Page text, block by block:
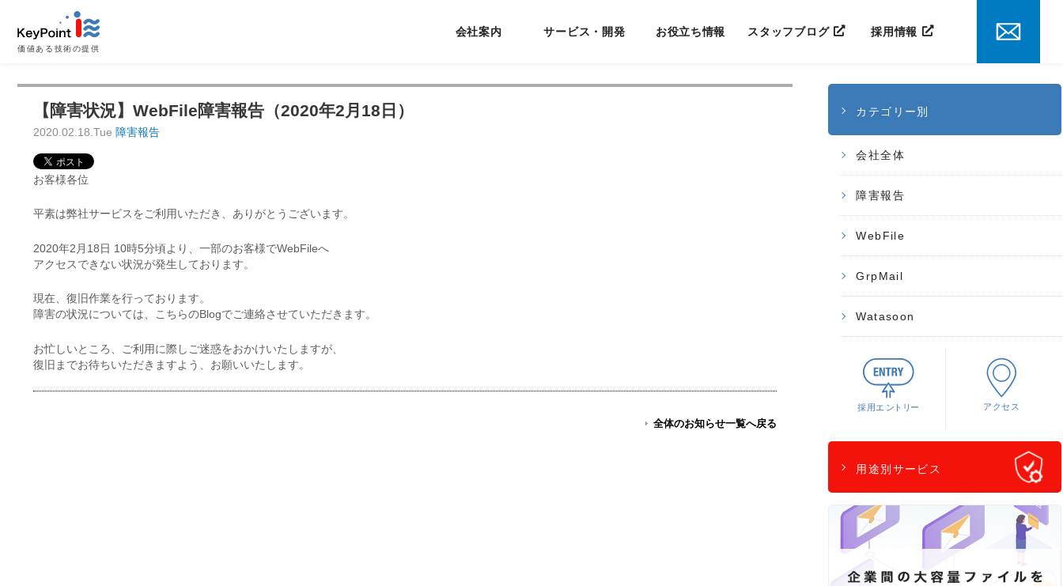
価値ある技術の提供
会社案内 サービス・開発 お役立ち情報 スタッフブログ 採用情報
【障害状況】WebFile障害報告（2020年2月18日）
2020.02.18.Tue 障害報告
お客様各位
平素は弊社サービスをご利用いただき、ありがとうございます。
2020年2月18日 10時5分頃より、一部のお客様でWebFileへ
アクセスできない状況が発生しております。
現在、復旧作業を行っております。
障害の状況については、こちらのBlogでご連絡させていただきます。
お忙しいところ、ご利用に際しご迷惑をおかけいたしますが、
復旧までお待ちいただきますよう、お願いいたします。
全体のお知らせ一覧へ戻る
カテゴリー別
会社全体
障害報告
WebFile
GrpMail
Watasoon
用途別サービス